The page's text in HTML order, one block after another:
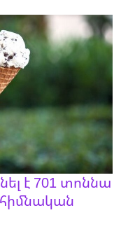
է 701 տոննա